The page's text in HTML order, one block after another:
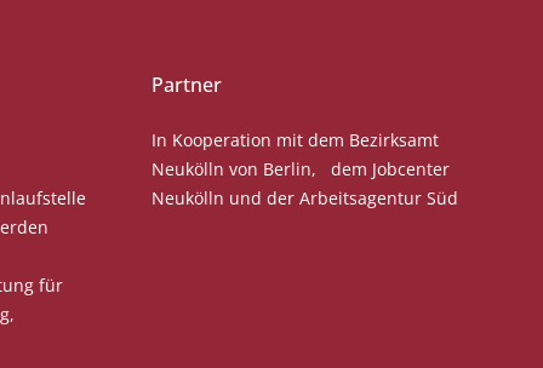
für
Partner
In Kooperation mit dem Bezirksamt
Neukölln von Berlin, dem Jobcenter
Neukölln und der Arbeitsagentur Süd